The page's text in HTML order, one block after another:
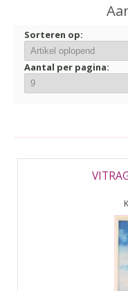
Sorteren op:
Aantal per pagina: